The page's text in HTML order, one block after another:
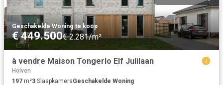
Geschakelde Woning·te koop
€ 449.500€ 2.281/m²
à vendre Maison Tongerlo Elf Julilaan
Holven
197 m²3 SlaapkamersGeschakelde Woning